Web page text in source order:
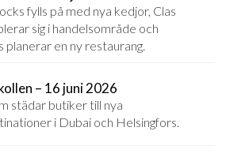
fylls på med nya kedjor, Clas
sig i handelsområde och
planerar en ny restaurang.
– 16 juni 2026
städar butiker till nya
i Dubai och Helsingfors.